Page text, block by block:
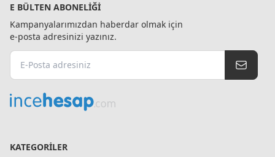
E BÜLTEN ABONELIĞI
Kampanyalarımızdan haberdar olmak için
e-posta adresinizi yazınız.
KATEGORILER